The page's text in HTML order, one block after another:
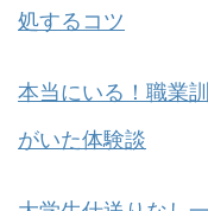
処するコツ
本当にいる！職業
がいた体験談